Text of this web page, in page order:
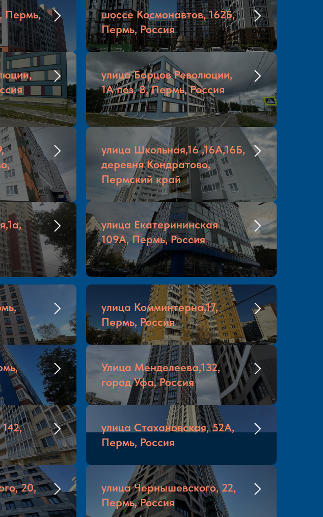
Пермь,
шоссе Космонавтов, 162Б,
Пермь, Россия
улица Борцов Революции,
1А поз. 8, Пермь, Россия
улица Школьная,16 ,16А,16Б,
деревня Кондратово,
Пермский край
улица Екатерининская
109А, Пермь, Россия
улица Комминтерна,17,
Пермь, Россия
Улица Менделеева,132,
город Уфа, Россия
улица Стахановская, 52А,
Пермь, Россия
20,
улица Чернышевского, 22,
Пермь, Россия